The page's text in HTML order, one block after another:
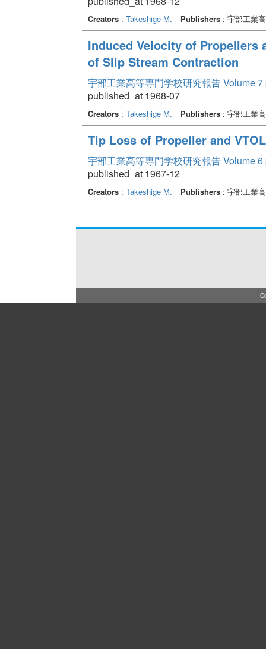
Creators: Takeshige M. Publishers: 宇部工業
Induced Velocity of Propellers
of Slip Stream Contraction
宇部工業高等専門学校研究報告 Volume 7
published_at 1968-07
Creators: Takeshige M. Publishers: 宇部工業
Tip Loss of Propeller and
宇部工業高等専門学校研究報告 Volume 6
published_at 1967-12
Creators: Takeshige M. Publishers: 宇部工業